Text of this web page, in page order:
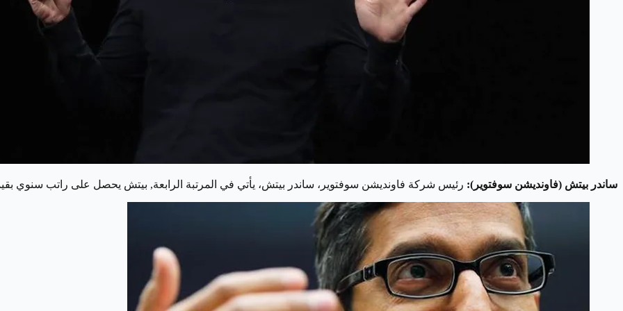
ساندر بيتش (فاونديشن سوفتوير): رئيس شركة فاونديشن سوفتوير، ساندر بيتش، يأتي في المرتبة الرابعة, بيتش يحصل على راتب سنوي بقيمة 50 مليون دولار ومكافآت تقدر بنحو 120 مليون